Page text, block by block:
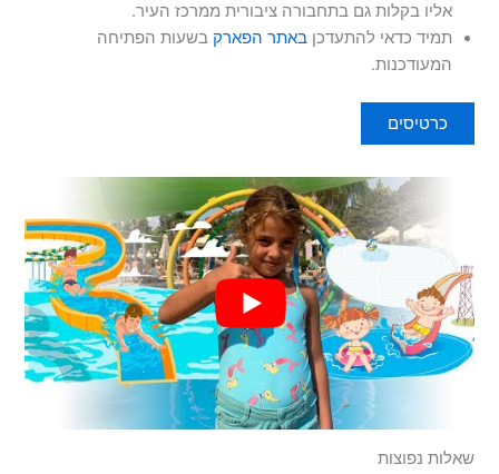
אליו בקלות גם בתחבורה ציבורית ממרכז העיר.
תמיד כדאי להתעדכןבאתר הפארק בשעות הפתיחה
המעודכנות.
כרטיסים
שאלות נפוצות